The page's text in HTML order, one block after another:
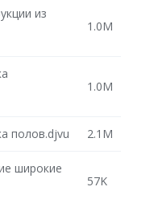
из
1.0M
1.0M
полов.djvu 2.1M
широкие
57K